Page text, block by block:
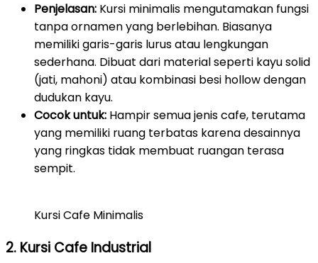
Penjelasan: Kursi minimalis mengutamakan fungsi
tanpa ornamen yang berlebihan. Biasanya
memiliki garis-garis lurus atau lengkungan
sederhana. Dibuat dari material seperti kayu solid
(jati, mahoni) atau kombinasi besi hollow dengan
dudukan kayu.
Cocok untuk: Hampir semua jenis cafe, terutama
yang memiliki ruang terbatas karena desainnya
yang ringkas tidak membuat ruangan terasa
sempit.
Kursi Cafe Minimalis
2. Kursi Cafe Industrial